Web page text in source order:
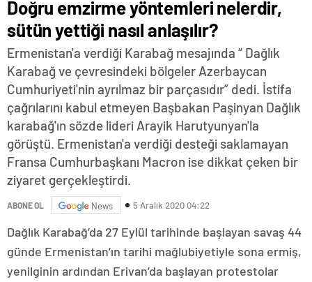
Doğru emzirme yöntemleri nelerdir,
sütün yettiği nasıl anlaşılır?
Ermenistan'a verdiği Karabağ mesajında “ Dağlık
Karabağ ve çevresindeki bölgeler Azerbaycan
Cumhuriyeti'nin ayrılmaz bir parçasıdır” dedi. İstifa
çağrılarını kabul etmeyen Başbakan Paşinyan Dağlık
karabağ'ın sözde lideri Arayik Harutyunyan'la
görüştü. Ermenistan'a verdiği desteği saklamayan
Fransa Cumhurbaşkanı Macron ise dikkat çeken bir
ziyaret gerçekleştirdi.
ABONE OL News 5 Aralık 2020 04:22
Dağlık Karabağ’da 27 Eylül tarihinde başlayan savaş 44
günde Ermenistan’ın tarihi mağlubiyetiyle sona ermiş,
yenilginin ardından Erivan’da başlayan protestolar